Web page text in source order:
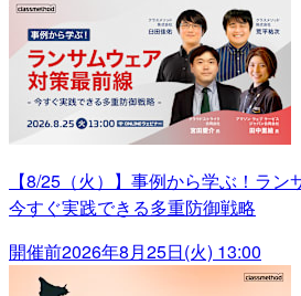
【8/25（火）】事例から学ぶ！ラ
今すぐ実践できる多重防御戦略
開催前2026年8月25日(火) 13:00